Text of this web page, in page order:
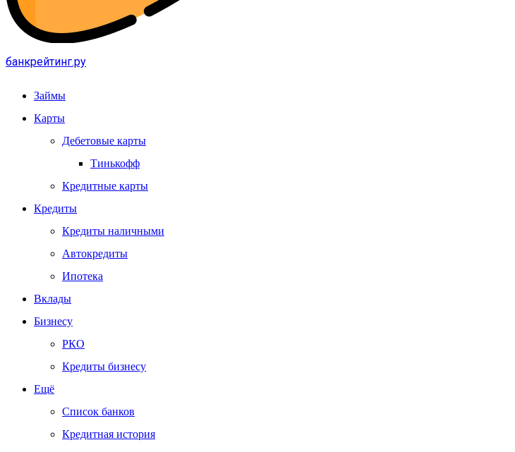
банкрейтинг.ру
Займы
Карты
Дебетовые карты
Тинькофф
Кредитные карты
Кредиты
Кредиты наличными
Автокредиты
Ипотека
Вклады
Бизнесу
РКО
Кредиты бизнесу
Ещё
Список банков
Кредитная история